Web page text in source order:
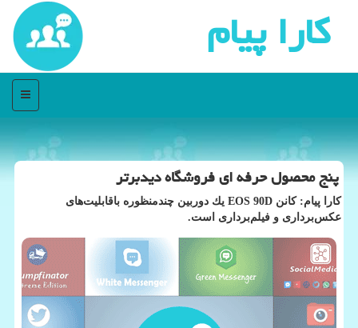
كارا پیام
منو
پنج محصول حرفه ای فروشگاه دیدبرتر
كارا پیام: كانن EOS 90D یك دوربین چندمنظوره باقابلیت‌های
عكس‌برداری و فیلم‌برداری است.